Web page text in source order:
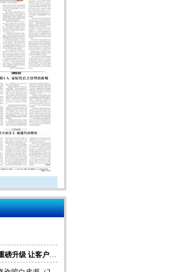
·富德生命人寿VIP服务九大项目重磅升级 让客户体验再升“值”